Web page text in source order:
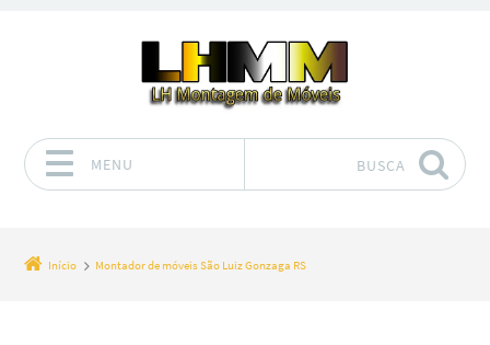
MENU BUSCA
Início Montador de móveis São Luiz Gonzaga RS